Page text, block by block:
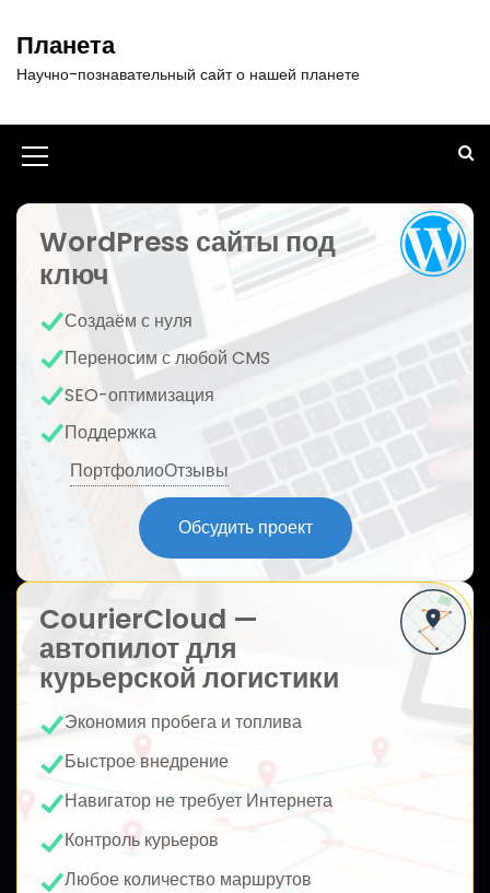
т
Планета
Научно-познавательный сайт о нашей планете
И
к
о
н
к
а
м
WordPress сайты под
ключ
Создаём с нуля
Переносим с любой CMS
SEO-оптимизация
Поддержка
ПортфолиоОтзывы
Обсудить проект
CourierCloud —
автопилот для
курьерской логистики
Экономия пробега и топлива
Быстрое внедрение
Навигатор не требует Интернета
Контроль курьеров
Любое количество маршрутов